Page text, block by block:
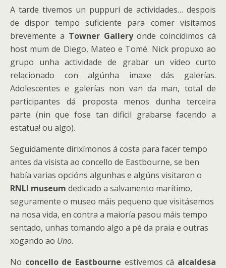
A tarde tivemos un puppurí de actividades… despois
de dispor tempo suficiente para comer visitamos
brevemente a Towner Galleryonde coincidimos cá
host mum de Diego, Mateo e Tomé. Nick propuxo ao
grupo unha actividade de grabar un vídeo curto
relacionado con algúnha imaxe dás galerías.
Adolescentes e galerías non van da man, total de
participantes dá proposta menos dunha terceira
parte (nin que fose tan dificil grabarse facendo a
estatua! ou algo).
Seguidamente dirixímonos á costa para facer tempo
antes da visista ao concello de Eastbourne, se ben
había varias opcións algunhas e algúns visitaron o
RNLI museum dedicado a salvamento marítimo,
seguramente o museo máis pequeno que visitásemos
na nosa vida, en contra a maioría pasou máis tempo
sentado, unhas tomando algo a pé da praia e outras
xogando ao Uno.
No concello de Eastbourne estivemos cá alcaldesa